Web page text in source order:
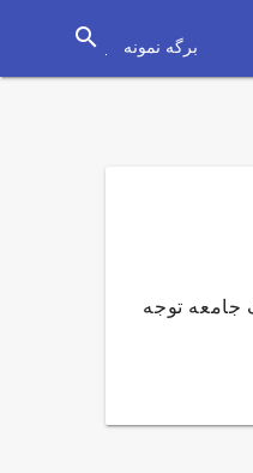
برگه نمونه search
جامعه توجه